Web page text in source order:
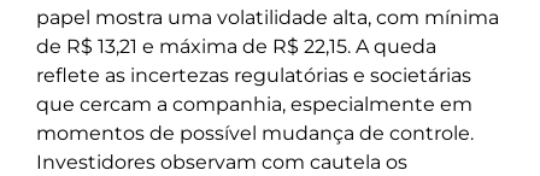
papel mostra uma volatilidade alta, com mínima
de R$ 13,21 e máxima de R$ 22,15. A queda
reflete as incertezas regulatórias e societárias
que cercam a companhia, especialmente em
momentos de possível mudança de controle.
Investidores observam com cautela os